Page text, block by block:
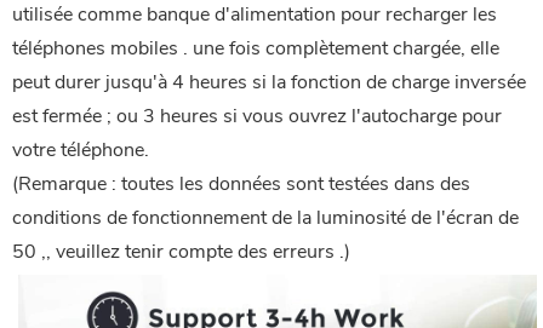
utilisée comme banque d'alimentation pour recharger les
téléphones mobiles . une fois complètement chargée, elle
peut durer jusqu'à 4 heures si la fonction de charge inversée
est fermée ; ou 3 heures si vous ouvrez l'autocharge pour
votre téléphone.
(Remarque : toutes les données sont testées dans des
conditions de fonctionnement de la luminosité de l'écran de
50 ,, veuillez tenir compte des erreurs .)